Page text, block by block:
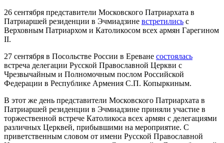
26 сентября представители Московского Патриархата в
Патриаршей резиденции в Эчмиадзине встретились с
Верховным Патриархом и Католикосом всех армян Гарегином
II.
27 сентября в Посольстве России в Ереване состоялась
встреча делегации Русской Православной Церкви с
Чрезвычайным и Полномочным послом Российской
Федерации в Республике Армения С.П. Копыркиным.
В этот же день представители Московского Патриархата в
Патриаршей резиденции в Эчмиадзине приняли участие в
торжественной встрече Католикоса всех армян с делегациями
различных Церквей, прибывшими на мероприятие. С
приветственным словом от имени Русской Православной